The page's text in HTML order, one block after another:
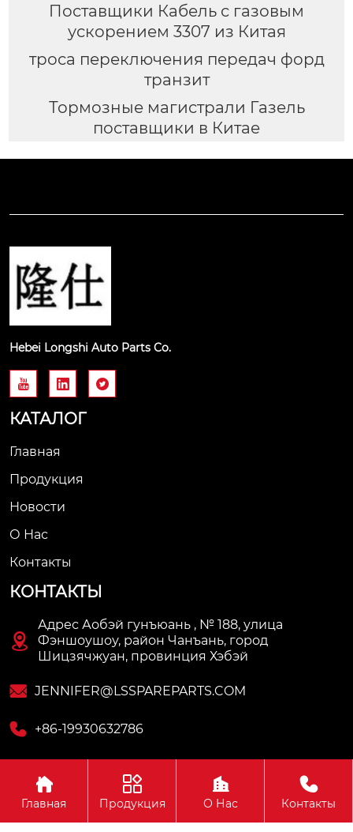
Поставщики Кабель с газовым
ускорением 3307 из Китая
троса переключения передач форд
транзит
Тормозные магистрали Газель
поставщики в Китае
Hebei Longshi Auto Parts Co.
  
КАТАЛОГ
Главная
Продукция
Новости
О Нас
Контакты
КОНТАКТЫ

Адрес Аобэй гунъюань , № 188, улица
Фэншоушоу, район Чанъань, город
Шицзячжуан, провинция Хэбэй
 JENNIFER@LSSPAREPARTS.COM
 +86-19930632786
Copyright © Hebei Longshi Auto Parts Co., Ltd.

Главная

Продукция

О Нас

Контакты